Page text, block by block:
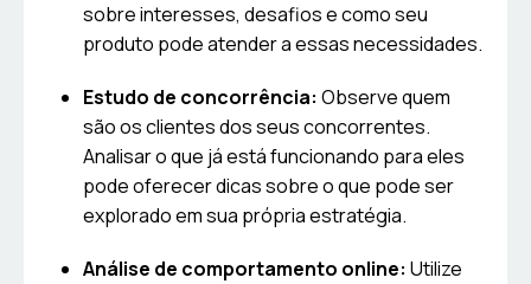
sobre interesses, desafios e como seu
produto pode atender a essas necessidades.
Estudo de concorrência: Observe quem
são os clientes dos seus concorrentes.
Analisar o que já está funcionando para eles
pode oferecer dicas sobre o que pode ser
explorado em sua própria estratégia.
Análise de comportamento online: Utilize